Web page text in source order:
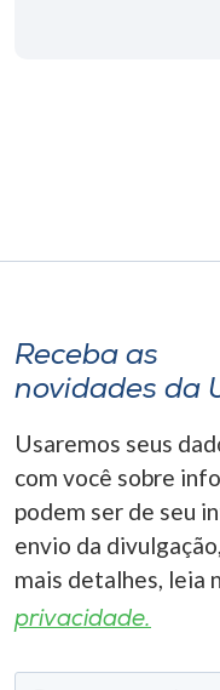
A-
Receba as
novidades da
Usaremos seus
com você sobre
podem ser de seu
envio da
mais detalhes, leia
privacidade.